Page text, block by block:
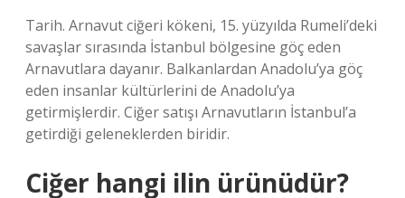
Tarih. Arnavut ciğeri kökeni, 15. yüzyılda Rumeli’deki
savaşlar sırasında İstanbul bölgesine göç eden
Arnavutlara dayanır. Balkanlardan Anadolu’ya göç
eden insanlar kültürlerini de Anadolu’ya
getirmişlerdir. Ciğer satışı Arnavutların İstanbul’a
getirdiği geleneklerden biridir.
Ciğer hangi ilin ürünüdür?